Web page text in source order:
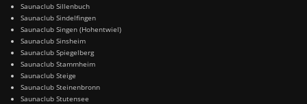
Saunaclub Sillenbuch
Saunaclub Sindelfingen
Saunaclub Singen (Hohentwiel)
Saunaclub Sinsheim
Saunaclub Spiegelberg
Saunaclub Stammheim
Saunaclub Steige
Saunaclub Steinenbronn
Saunaclub Stutensee